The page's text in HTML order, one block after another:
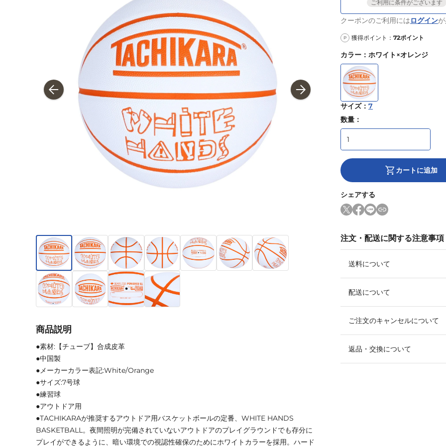
ご利用に条件がございます
クーポンのご利用にはログイン
P 獲得ポイント： 72ポイント
カラー ： ホワイト×オレンジ
サイズ： 7
数量：
カートに追加
シェアする
注文・配送に関する注意事項
送料について
配送について
ご注文のキャンセルについて
返品・交換について
商品説明
●素材:【チューブ】合成皮革
●中国製
●メーカーカラー表記:White/Orange
●サイズ:7号球
●練習球
●アウトドア用
●TACHIKARAが推奨するアウトドア用バスケットボールの定番、WHITE HANDS
BASKETBALL。夜間照明が完備されていないアウトドアのプレイグラウンドでも存分に
プレイができるように、暗い環境での視認性確保のためにホワイトカラーを採用。ハード